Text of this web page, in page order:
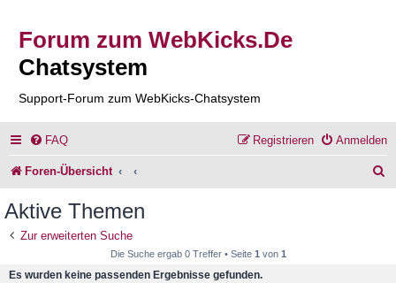
Forum zum WebKicks.De
Chatsystem
Support-Forum zum WebKicks-Chatsystem
FAQ Anmelden
Registrieren
Foren-Übersicht
Aktive Themen
Zur erweiterten Suche
Die Suche ergab 0 Treffer • Seite 1 von 1
Es wurden keine passenden Ergebnisse gefunden.